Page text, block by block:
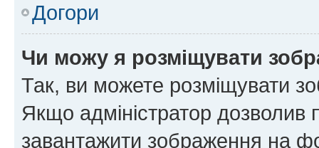
Догори
Чи можу я розміщувати
Так, ви можете розміщувати
Якщо адміністратор
завантажити зображення на